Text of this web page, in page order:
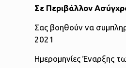
Σε Περιβάλλον
Σας βοηθούν να
2021
Ημερομηνίες Έναρξης